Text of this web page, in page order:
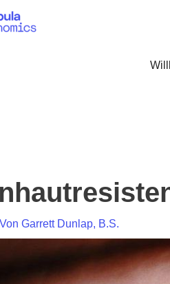
Garrett Dunlap, B.S.